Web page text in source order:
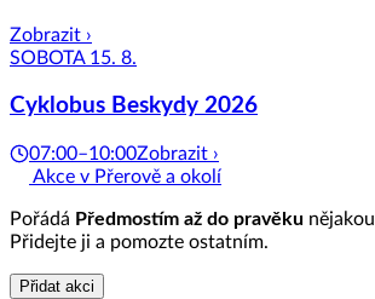
Zobrazit ›
SOBOTA 15. 8.
Cyklobus Beskydy 2026
07:00–10:00Zobrazit ›
Akce v Přerově a okolí
Pořádá Předmostím až do pravěku
Přidejte ji a pomozte ostatním.
Přidat akci